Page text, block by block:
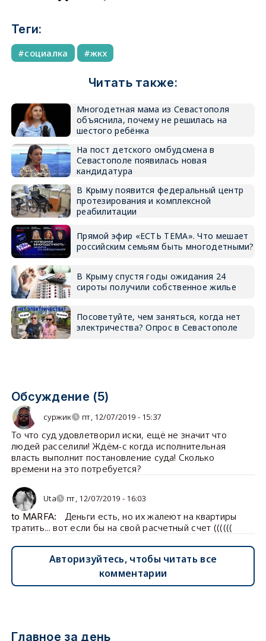
Теги:
социалка жкх
Читать также:
Многодетная мама из Севастополя
объяснила, почему не решилась на
шестого ребёнка
На пост детского омбудсмена в
Севастополе появилась новая
кандидатура
В Крыму появится федеральный центр
протезирования и комплексной
реабилитации
Прямой эфир «ЕСТЬ ТЕМА». Что мешает
российским семьям быть многодетными?
В Крыму спустя годы ожидания 24
сироты получили собственное жилье
Посоветуйте, чем заняться, когда нет
электричества? Опрос в Севастополе
Обсуждение (5)
суржик пт, 12/07/2019 - 15:37
То что суд удовлетворил иски, ещё не значит что
людей расселили! Ждём-с когда исполнительная
власть выполнит постановление суда! Сколько
времени на это потребуется?
Uta пт, 12/07/2019 - 16:03
to MARFA:
Деньги есть, но их жалеют на квартиры
тратить... вот если бы на свой расчетный счет ((((((
Авторизуйтесь, чтобы читать все
комментарии
Главное за день